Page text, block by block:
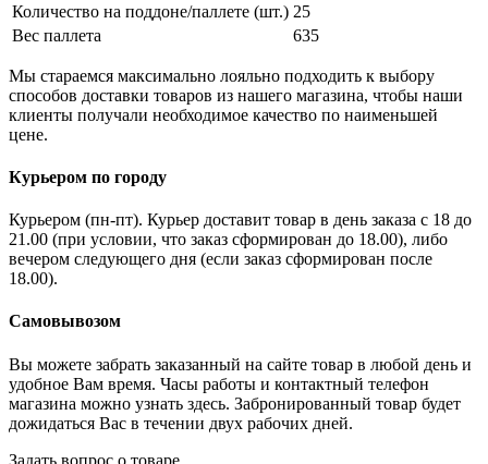
Количество на поддоне/паллете (шт.) 25
Вес паллета
635
Мы стараемся максимально лояльно подходить к выбору
способов доставки товаров из нашего магазина, чтобы наши
клиенты получали необходимое качество по наименьшей
цене.
Курьером по городу
Курьером (пн-пт). Курьер доставит товар в день заказа с 18 до
21.00 (при условии, что заказ сформирован до 18.00), либо
вечером следующего дня (если заказ сформирован после
18.00).
Самовывозом
Вы можете забрать заказанный на сайте товар в любой день и
удобное Вам время. Часы работы и контактный телефон
магазина можно узнать здесь. Забронированный товар будет
дожидаться Вас в течении двух рабочих дней.
Задать вопрос о товаре